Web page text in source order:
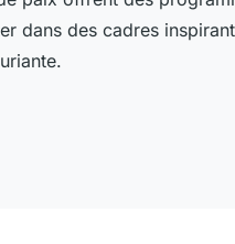
dans des cadres